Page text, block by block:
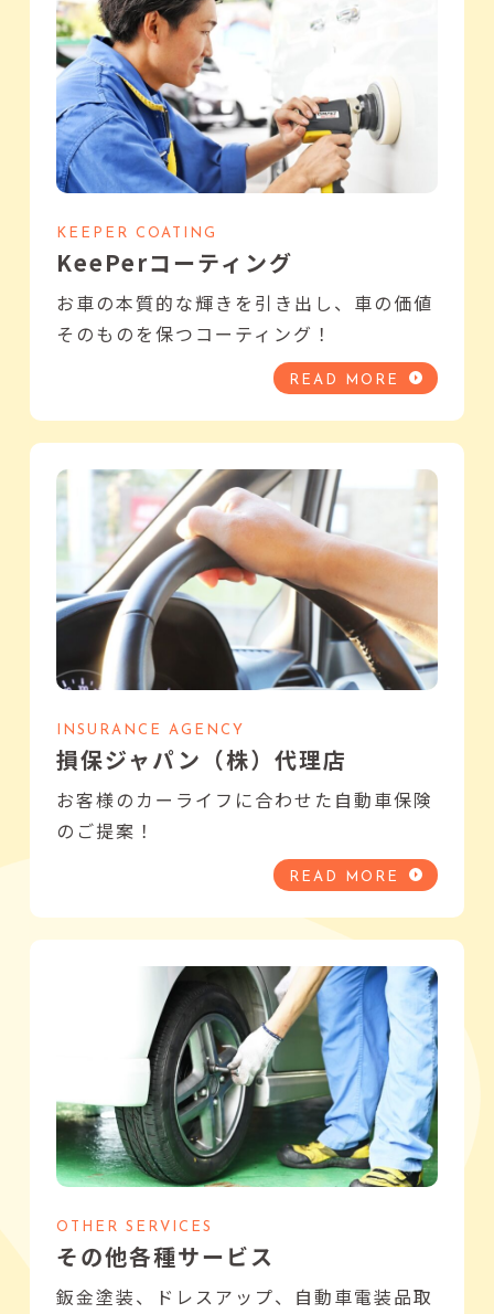
KEEPER COATING
KeePerコーティング
お車の本質的な輝きを引き出し、車の価値
そのものを保つコーティング！
READ MORE
INSURANCE AGENCY
損保ジャパン（株）代理店
お客様のカーライフに合わせた自動車保険
のご提案！
READ MORE
OTHER SERVICES
その他各種サービス
鈑金塗装、ドレスアップ、自動車電装品取